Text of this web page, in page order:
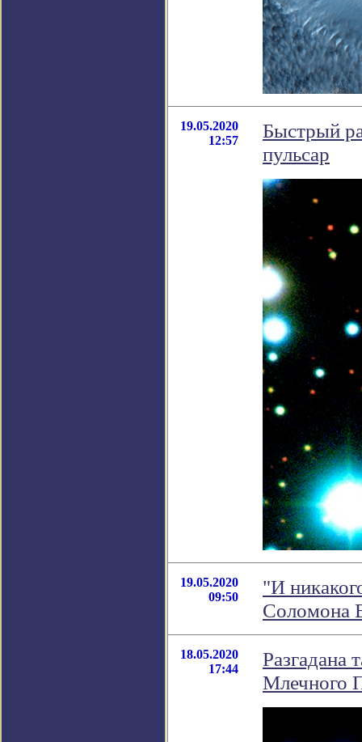
19.05.2020
12:57
Быстрый
пульсар
19.05.2020
09:50
"И
Соломона
18.05.2020
17:44
Разгадана
Млечного